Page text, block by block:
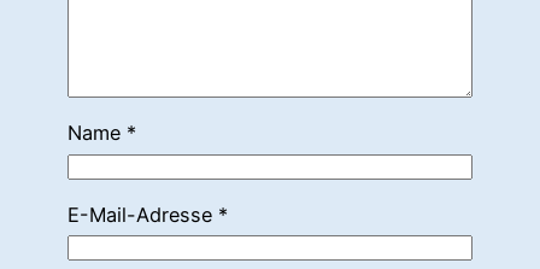
Name *
E-Mail-Adresse *